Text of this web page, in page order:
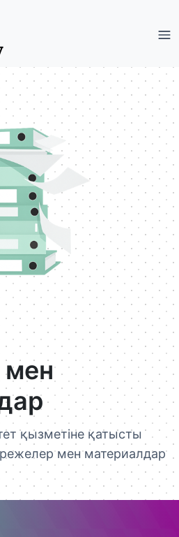
қызметіне қатысты
мен материалдар